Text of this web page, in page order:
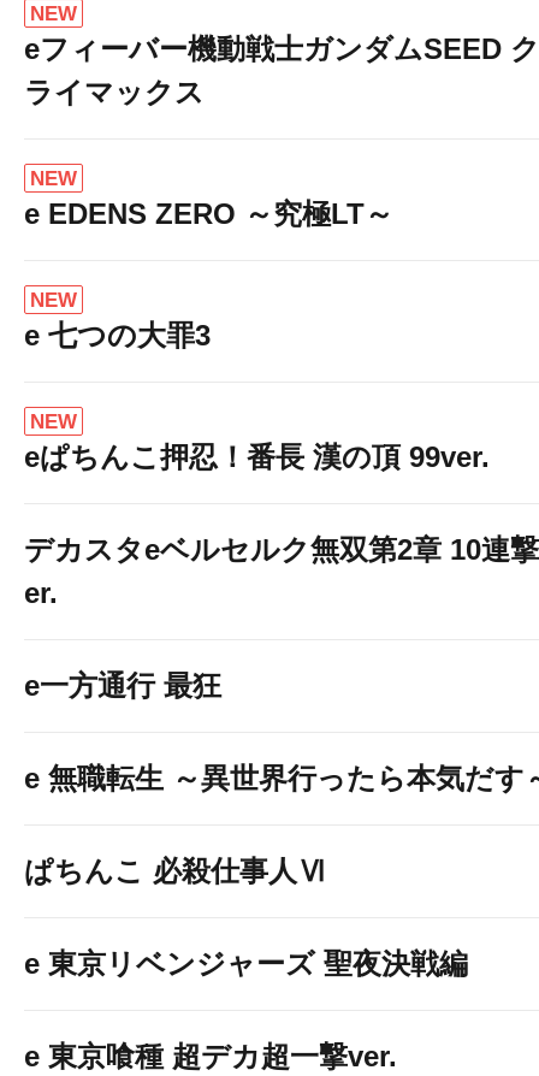
NEW
eフィーバー機動戦士ガンダムSEED ク
ライマックス
NEW
e EDENS ZERO ～究極LT～
NEW
e 七つの大罪3
NEW
eぱちんこ押忍！番長 漢の頂 99ver.
デカスタeベルセルク無双第2章 10連
er.
e一方通行 最狂
e 無職転生 ～異世界行ったら本気だす
ぱちんこ 必殺仕事人Ⅵ
e 東京リベンジャーズ 聖夜決戦編
e 東京喰種 超デカ超一撃ver.